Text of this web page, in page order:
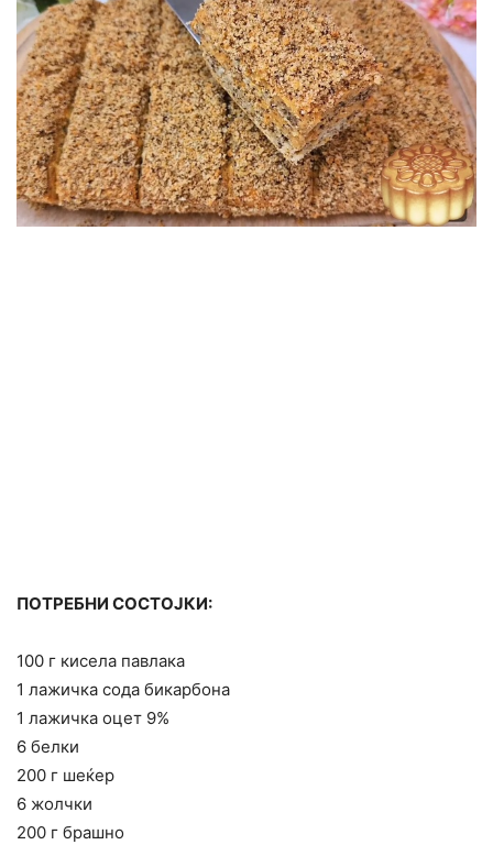
ПОТРЕБНИ СОСТОЈКИ:
100 г кисела павлака
1 лажичка сода бикарбона
1 лажичка оцет 9%
6 белки
200 г шеќер
6 жолчки
200 г брашно